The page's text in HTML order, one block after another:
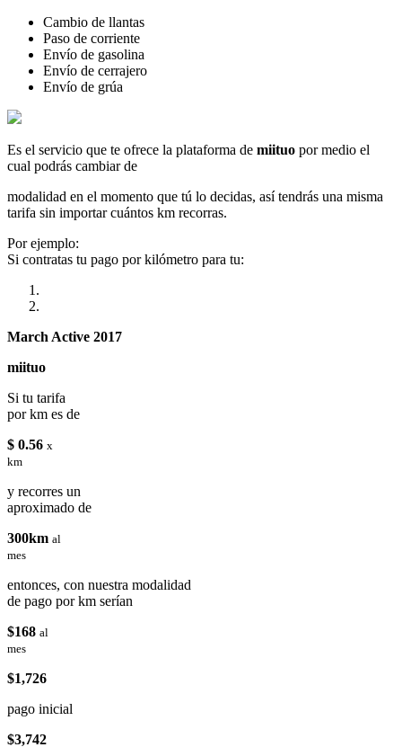
Cambio de llantas
Paso de corriente
Envío de gasolina
Envío de cerrajero
Envío de grúa
Es el servicio que te ofrece la plataforma de miituo por medio el
cual podrás cambiar de
modalidad en el momento que tú lo decidas, así tendrás una misma
tarifa sin importar cuántos km recorras.
Por ejemplo:
Si contratas tu pago por kilómetro para tu:
March Active 2017
miituo
Si tu tarifa
por km es de
$ 0.56 x
km
y recorres un
aproximado de
300km al
mes
entonces, con nuestra modalidad
de pago por km serían
$168 al
mes
$1,726
pago inicial
$3,742